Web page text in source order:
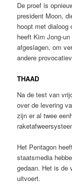
De proef is
president Moon,
hoopt met dialoog
heeft Kim Jong-
afgeslagen, om
andere
THAAD
Na de test van
over de levering
zijn er al twee
Het Pentagon
staatsmedia
gedaan. Het is de
uitvoert.